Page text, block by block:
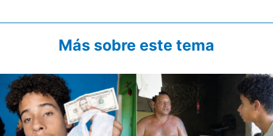
Más sobre este tema